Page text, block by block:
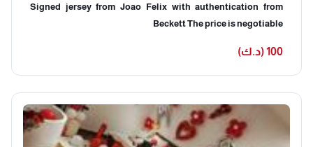
Signed jersey from Joao Felix with authentication from
Beckett The price is negotiable
100 (د.ك)